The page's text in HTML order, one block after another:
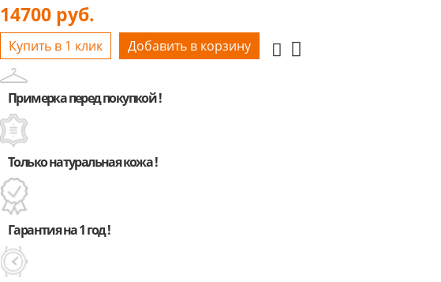
14700руб.
Купить в 1 клик Добавить в корзину
Примерка перед покупкой !
Только натуральная кожа !
Гарантия на 1 год !